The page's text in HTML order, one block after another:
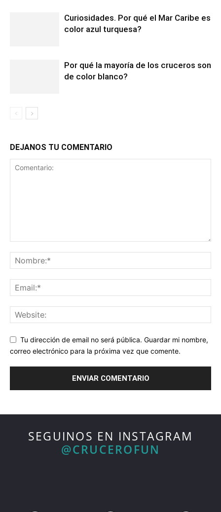
Curiosidades. Por qué el Mar Caribe es
color azul turquesa?
Por qué la mayoría de los cruceros son
de color blanco?
DEJANOS TU COMENTARIO
Tu dirección de email no será pública. Guardar mi nombre,
correo electrónico para la próxima vez que comente.
SEGUINOS EN INSTAGRAM
@CRUCEROFUN